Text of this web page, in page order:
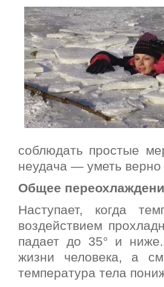
соблюдать простые
неудача — уметь
Общее
Наступает, когда
воздействием
падает до 35° и
жизни человека, а
температура тела